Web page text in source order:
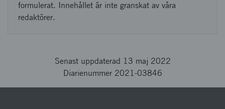
formulerat. Innehållet är inte granskat av våra
redaktörer.
Senast uppdaterad 13 maj 2022
Diarienummer 2021-03846